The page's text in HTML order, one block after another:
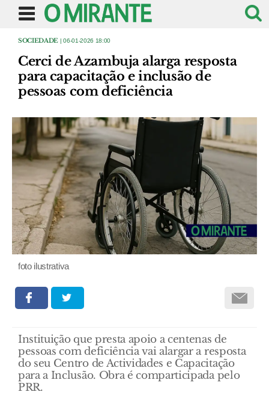
SOCIEDADE | 06-01-2026 18:00
Cerci de Azambuja alarga resposta
para capacitação e inclusão de
pessoas com deficiência
foto ilustrativa
Instituição que presta apoio a centenas de
pessoas com deficiência vai alargar a resposta
do seu Centro de Actividades e Capacitação
para a Inclusão. Obra é comparticipada pelo
PRR.